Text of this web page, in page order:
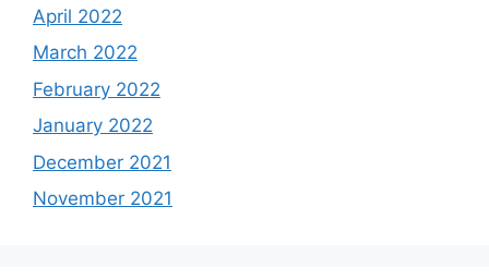
April 2022
March 2022
February 2022
January 2022
December 2021
November 2021